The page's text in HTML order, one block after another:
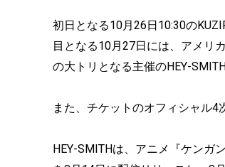
初日となる10月26日10:30の
目となる10月27日には、アメリ
の大トリとなる主催のHEY-
また、チケットのオフィシャル4
HEY-SMITHは、アニメ『ケンガ